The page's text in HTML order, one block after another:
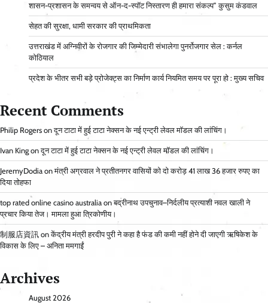
शासन-प्रशासन के समन्वय से ऑन-द-स्पॉट निस्तारण ही हमारा संकल्प” कुसुम कंडवाल
सेहत की सुरक्षा, धामी सरकार की प्राथमिकता
उत्तराखंड में अग्निवीरों के रोजगार की जिम्मेदारी संभालेगा पुनर्रोजगार सेल : कर्नल
कोठियाल
प्रदेश के भीतर सभी बड़े प्रोजेक्ट्स का निर्माण कार्य नियमित समय पर पूरा हो : मुख्य सचिव
Recent Comments
Philip Rogers onदून टाटा में हुई टाटा नेक्सन के नई एन्ट्री लेवल मॉडल की लांचिंग।
Ivan King onदून टाटा में हुई टाटा नेक्सन के नई एन्ट्री लेवल मॉडल की लांचिंग।
JeremyDodia onमंत्री अग्रवाल ने प्रतीतनगर वासियों को दो करोड़ 41 लाख 36 हजार रुपए का
दिया तोहफा
top rated online casino australia onबद्रीनाथ उपचुनाव–निर्दलीय प्रत्याशी नवल खाली ने
प्रचार किया तेज। मामला हुआ त्रिकोणीय।
制服店資訊 onकेंद्रीय मंत्री हरदीप पुरी ने कहा है फंड की कमी नहीं होने दी जाएगी ऋषिकेश के
विकास के लिए – अनिता ममगाईं
Archives
August 2026